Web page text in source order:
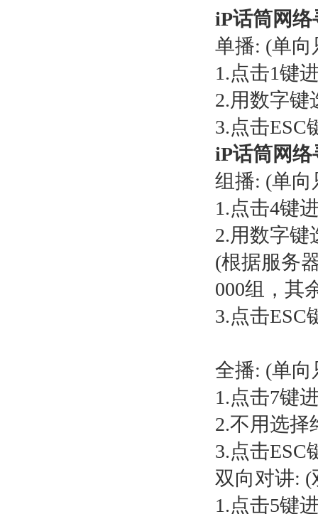
iP话筒网络
单播: (单
1.点击1键
2.用数字键
3.点击ESC
iP话筒网络
组播: (单
1.点击4键
2.用数字键
(根据服务
000组，其
3.点击ESC
全播: (单
1.点击7键
2.不用选择
3.点击ESC
双向对讲:
1.点击5键